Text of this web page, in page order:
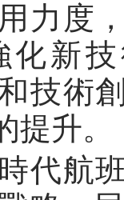
力度
化新
技術
升。
航班